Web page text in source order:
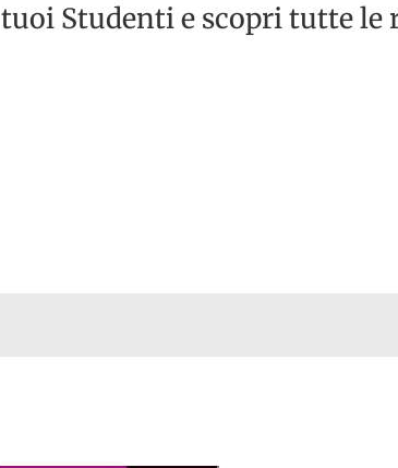
tuoi Studenti e scopri tutte le